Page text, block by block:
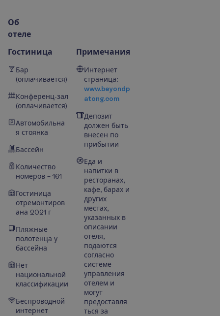
Об
отеле
Гостиница
Бар
(оплачивается)
Конференц-зал
(оплачивается)
Автомобильна
я стоянка
Бассейн
Количество
номеров – 161
Гостиница
отремонтиров
ана 2021 г
Пляжные
полотенца у
бассейна
Нет
национальной
классификации
Беспроводной
интернет
Примечания
Интернет
страница:
www.beyondp
atong.com
Депозит
должен быть
внесен по
прибытии
Еда и
напитки в
ресторанах,
кафе, барах и
других
местах,
указанных в
описании
отеля,
подаются
согласно
системе
управления
отелем и
могут
предоставля
ться за